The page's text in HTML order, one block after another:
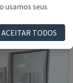
89.000 €
usamos seus
ACEITAR TODOS